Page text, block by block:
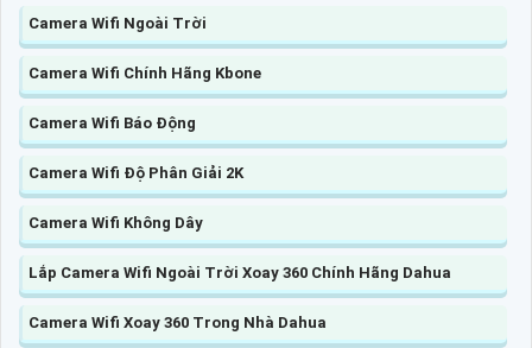
Camera Wifi Ngoài Trời
Camera Wifi Chính Hãng Kbone
Camera Wifi Báo Động
Camera Wifi Độ Phân Giải 2K
Camera Wifi Không Dây
Lắp Camera Wifi Ngoài Trời Xoay 360 Chính Hãng Dahua
Camera Wifi Xoay 360 Trong Nhà Dahua